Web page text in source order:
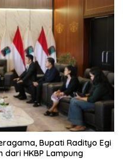
Bupati Radityo Egi
HKBP Lampung